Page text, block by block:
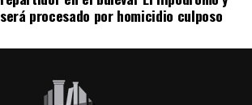
X
será procesado por homicidio culposo